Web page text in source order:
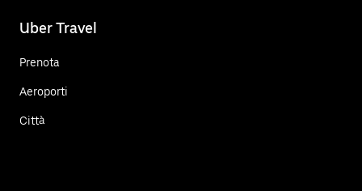
Uber Travel
Prenota
Aeroporti
Città